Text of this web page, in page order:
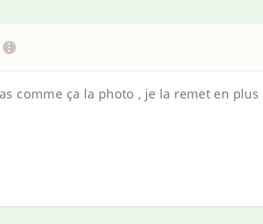
comme ça la photo , je la remet en plus